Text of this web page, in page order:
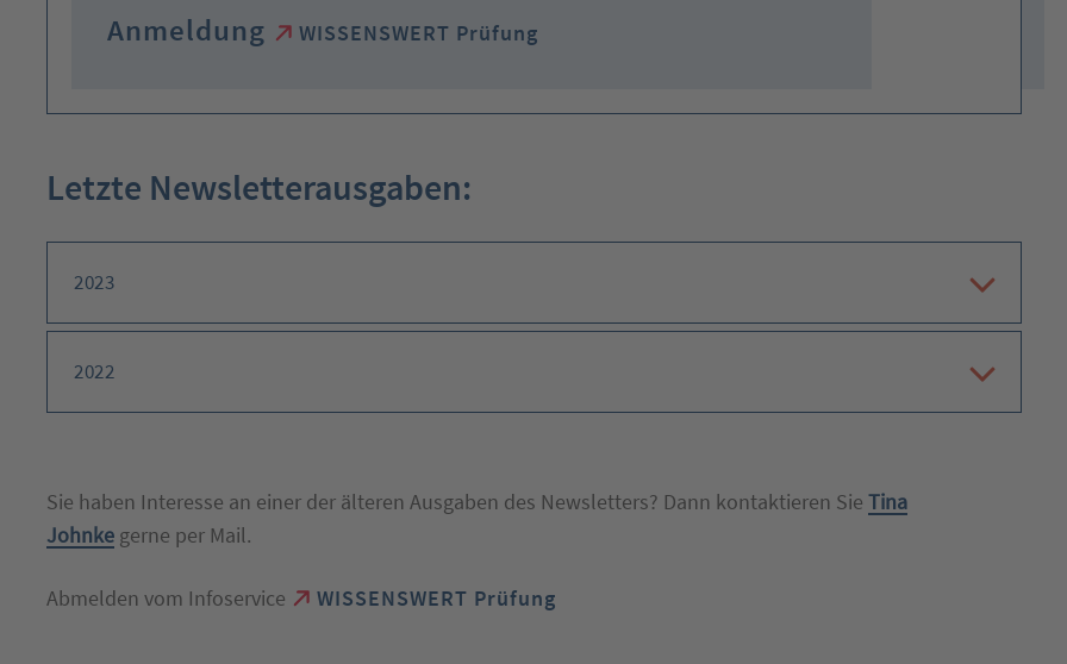
Anmeldung WISSENSWERT Prüfung
Letzte Newsletterausgaben:
2023Inhalt
2022
Sie haben Interesse an einer der älteren Ausgaben des Newsletters? Dann kontaktieren SieTina
Johnke gerne per Mail.
Abmelden vom Infoservice WISSENSWERT Prüfung